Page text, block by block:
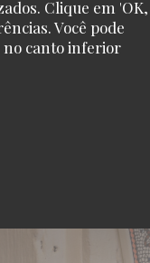
Clique em 'OK,
Você pode
no canto inferior